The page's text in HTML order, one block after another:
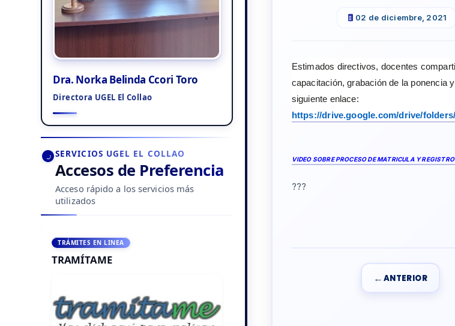
Dra. Norka Belinda Ccori Toro
Directora UGEL El Collao
SERVICIOS UGEL EL COLLAO
Accesos de Preferencia
Acceso rápido a los servicios más
utilizados
TRÁMITES EN LINEA
TRAMÍTAME
02 de diciembre, 2021
Estimados directivos, docentes
capacitación, grabación de la ponencia
siguiente enlace:
https://drive.google.com/drive/
VIDEO SOBRE PROCESO DE MATRICULA Y
???
← ANTERIOR